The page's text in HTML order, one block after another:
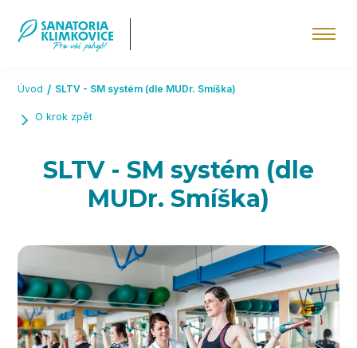
Úvod SLTV - SM systém (dle MUDr. Smíška)
O krok zpět
SLTV - SM systém (dle
MUDr. Smíška)